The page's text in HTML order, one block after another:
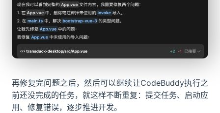
再修复完问题之后，然后可以继续让CodeBuddy执行之
前还没完成的任务，就这样不断重复：提交任务、启动应
用、修复错误，逐步推进开发。